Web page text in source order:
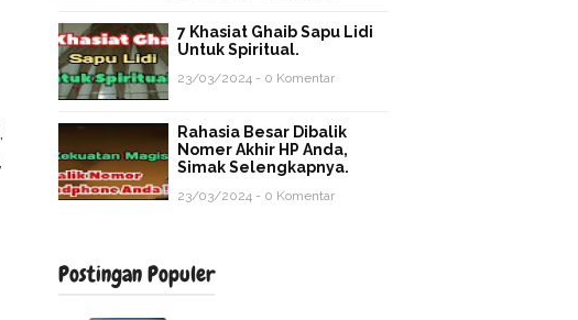
7 Khasiat Ghaib Sapu Lidi
Untuk Spiritual.
23/03/2024 - 0 Komentar
Rahasia Besar Dibalik
Nomer Akhir HP Anda,
Simak Selengkapnya.
23/03/2024 - 0 Komentar
Postingan Populer